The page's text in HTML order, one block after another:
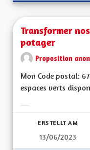
Transformer
potager
Proposition
Mon Code postal:
espaces verts
ERSTELLT AM
13/06/2023